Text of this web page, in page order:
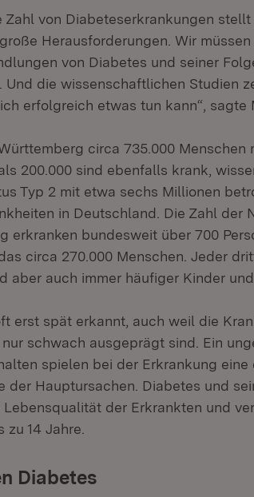
Zahl von Diabeteserkrankungen
Herausforderungen. Wir
von Diabetes und seiner
die wissenschaftlichen Studien
erfolgreich etwas tun kann“, sagte
circa 735.000 Menschen
200.000 sind ebenfalls krank,
Typ 2 mit etwa sechs Millionen
in Deutschland. Die Zahl der
erkranken bundesweit über 700
circa 270.000 Menschen. Jeder
aber auch immer häufiger Kinder
erst spät erkannt, auch weil die
schwach ausgeprägt sind. Ein
spielen bei der Erkrankung eine
der Hauptursachen. Diabetes und
der Erkrankten und
14 Jahre.
Diabetes